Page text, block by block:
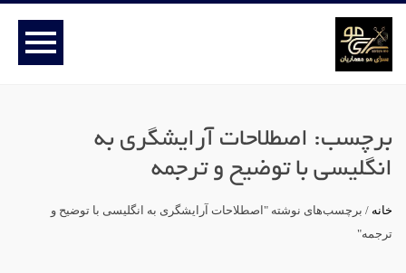
برچسب: اصطلاحات آرایشگری به
انگلیسی با توضیح و ترجمه
خانه / برچسب‌های نوشته "اصطلاحات آرایشگری به انگلیسی با توضیح و
ترجمه"